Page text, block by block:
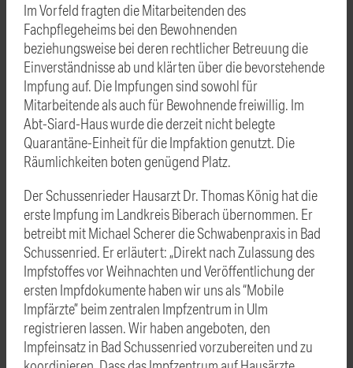
Im Vorfeld fragten die Mitarbeitenden des
Fachpflegeheims bei den Bewohnenden
beziehungsweise bei deren rechtlicher Betreuung die
Einverständnisse ab und klärten über die bevorstehende
Impfung auf. Die Impfungen sind sowohl für
Mitarbeitende als auch für Bewohnende freiwillig. Im
Abt-Siard-Haus wurde die derzeit nicht belegte
Quarantäne-Einheit für die Impfaktion genutzt. Die
Räumlichkeiten boten genügend Platz.
Der Schussenrieder Hausarzt Dr. Thomas König hat die
erste Impfung im Landkreis Biberach übernommen. Er
betreibt mit Michael Scherer die Schwabenpraxis in Bad
Schussenried. Er erläutert: „Direkt nach Zulassung des
Impfstoffes vor Weihnachten und Veröffentlichung der
ersten Impfdokumente haben wir uns als “Mobile
Impfärzte” beim zentralen Impfzentrum in Ulm
registrieren lassen. Wir haben angeboten, den
Impfeinsatz in Bad Schussenried vorzubereiten und zu